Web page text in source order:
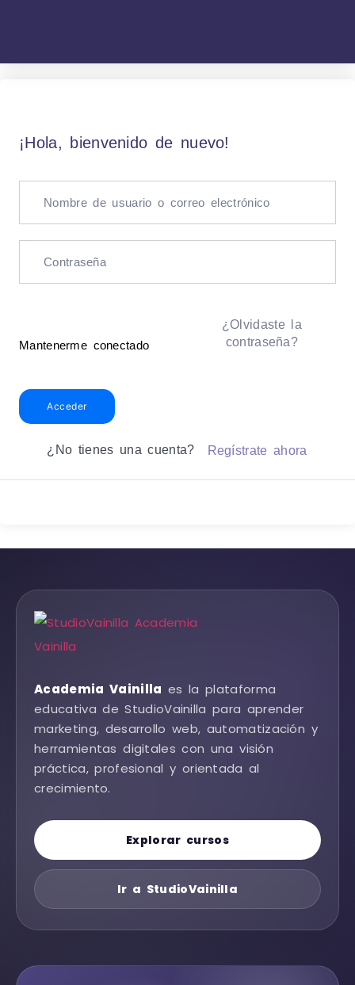
¡Hola, bienvenido de nuevo!
Mantenerme conectado
¿Olvidaste la
contraseña?
Acceder
¿No tienes una cuenta? Regístrate ahora
Academia Vainilla es la plataforma
educativa de StudioVainilla para aprender
marketing, desarrollo web, automatización y
herramientas digitales con una visión
práctica, profesional y orientada al
crecimiento.
Explorar cursos
Ir a StudioVainilla